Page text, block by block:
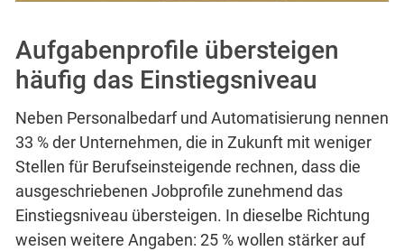
Aufgabenprofile übersteigen
häufig das Einstiegsniveau
Neben Personalbedarf und Automatisierung nennen
33 % der Unternehmen, die in Zukunft mit weniger
Stellen für Berufseinsteigende rechnen, dass die
ausgeschriebenen Jobprofile zunehmend das
Einstiegsniveau übersteigen. In dieselbe Richtung
weisen weitere Angaben: 25 % wollen stärker auf